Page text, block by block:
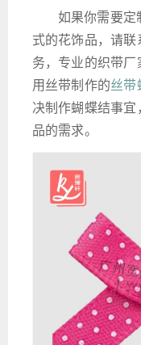
如果你需要定
式的花饰品，请
务，专业的织带
用丝带制作的丝带
决制作蝴蝶结事
品的需求。